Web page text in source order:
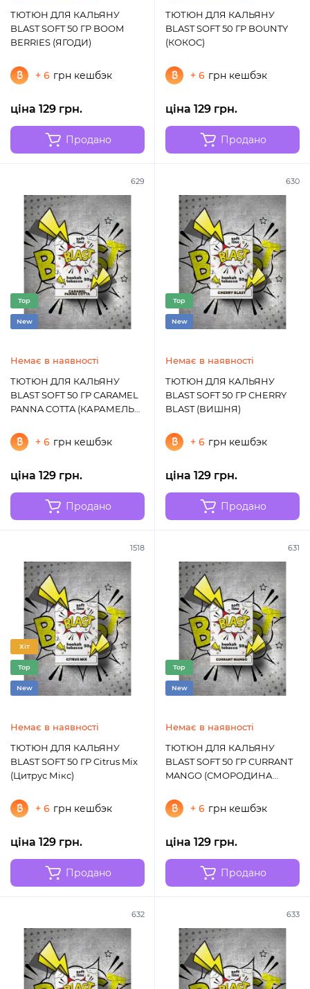
ТЮТЮН ДЛЯ КАЛЬЯНУ
BLAST SOFT 50 ГР BOOM
BERRIES (ЯГОДИ)
+ 6 грн кешбэк
ціна 129 грн.
Продано
ТЮТЮН ДЛЯ КАЛЬЯНУ
BLAST SOFT 50 ГР BOUNTY
(КОКОС)
+ 6 грн кешбэк
ціна 129 грн.
Продано
629
Top
New
Немає в наявності
ТЮТЮН ДЛЯ КАЛЬЯНУ
BLAST SOFT 50 ГР CARAMEL
PANNA COTTA (КАРАМЕЛЬ
+ 6 грн кешбэк
ціна 129 грн.
Продано
630
Top
New
Немає в наявності
ТЮТЮН ДЛЯ КАЛЬЯНУ
BLAST SOFT 50 ГР CHERRY
BLAST (ВИШНЯ)
+ 6 грн кешбэк
ціна 129 грн.
Продано
1518
Хіт
Top
New
Немає в наявності
ТЮТЮН ДЛЯ КАЛЬЯНУ
BLAST SOFT 50 ГР Citrus Mix
(Цитрус Мікс)
+ 6 грн кешбэк
ціна 129 грн.
Продано
631
Top
New
Немає в наявності
ТЮТЮН ДЛЯ КАЛЬЯНУ
BLAST SOFT 50 ГР CURRANT
MANGO (СМОРОДИНА
+ 6 грн кешбэк
ціна 129 грн.
Продано
632 633